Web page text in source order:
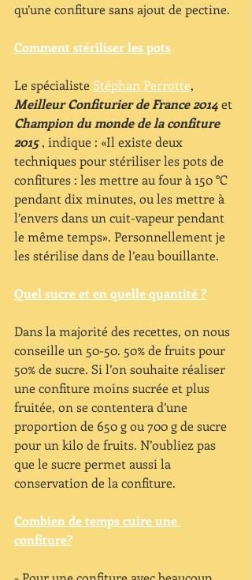
qu’une confiture sans ajout de pectine.
Comment stériliser les pots
Le spécialiste Stéphan Perrotte,
Meilleur Confiturier de France 2014 et
Champion du monde de la confiture
2015 , indique : «Il existe deux
techniques pour stériliser les pots de
confitures : les mettre au four à 150 °C
pendant dix minutes, ou les mettre à
l’envers dans un cuit-vapeur pendant
le même temps». Personnellement je
les stérilise dans de l’eau bouillante.
Quel sucre et en quelle quantité ?
Dans la majorité des recettes, on nous
conseille un 50-50. 50% de fruits pour
50% de sucre. Si l’on souhaite réaliser
une confiture moins sucrée et plus
fruitée, on se contentera d’une
proportion de 650 g ou 700 g de sucre
pour un kilo de fruits. N’oubliez pas
que le sucre permet aussi la
conservation de la confiture.
Combien de temps cuire une
confiture?